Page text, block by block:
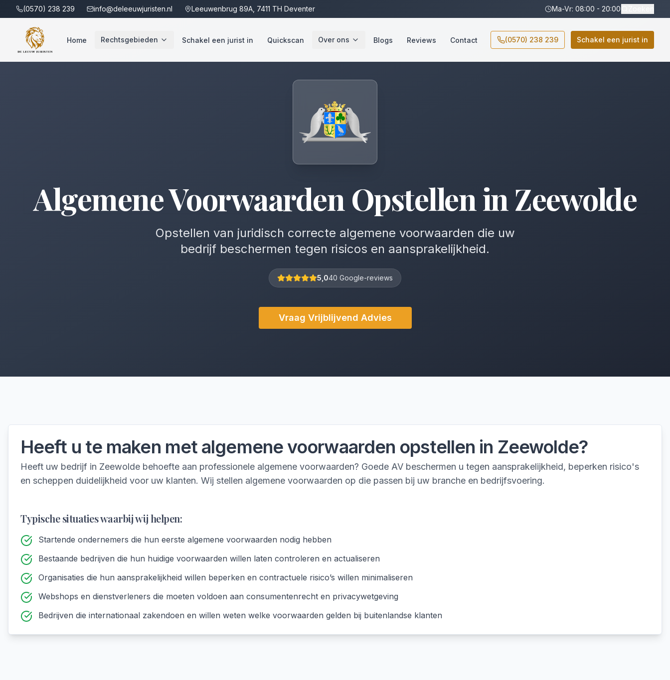
(0570) 238 239 info@deleeuwjuristen.nl Leeuwenbrug 89A, 7411 TH Deventer Ma-Vr: 08:00 - 20:00
Home Rechtsgebieden Schakel een jurist in Quickscan Over ons Blogs Reviews Contact (0570) 238 239 Schakel een jurist in
Algemene Voorwaarden OpstelleninZeewolde
Opstellen van juridisch correcte algemene voorwaarden die uw
bedrijf beschermen tegen risicos en aansprakelijkheid.
5,040 Google-reviews
Vraag Vrijblijvend Advies
Heeft u te maken met algemene voorwaarden opstellen in Zeewolde?
Heeft uw bedrijf in Zeewolde behoefte aan professionele algemene voorwaarden? Goede AV beschermen u tegen aansprakelijkheid, beperken risico's
en scheppen duidelijkheid voor uw klanten. Wij stellen algemene voorwaarden op die passen bij uw branche en bedrijfsvoering.
Typische situaties waarbij wij helpen:
Startende ondernemers die hun eerste algemene voorwaarden nodig hebben
Bestaande bedrijven die hun huidige voorwaarden willen laten controleren en actualiseren
Organisaties die hun aansprakelijkheid willen beperken en contractuele risico’s willen minimaliseren
Webshops en dienstverleners die moeten voldoen aan consumentenrecht en privacywetgeving
Bedrijven die internationaal zakendoen en willen weten welke voorwaarden gelden bij buitenlandse klanten